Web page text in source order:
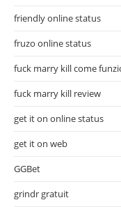
friendly online status
fruzo online status
fuck marry kill come
fuck marry kill review
get it on online status
get it on web
GGBet
grindr gratuit